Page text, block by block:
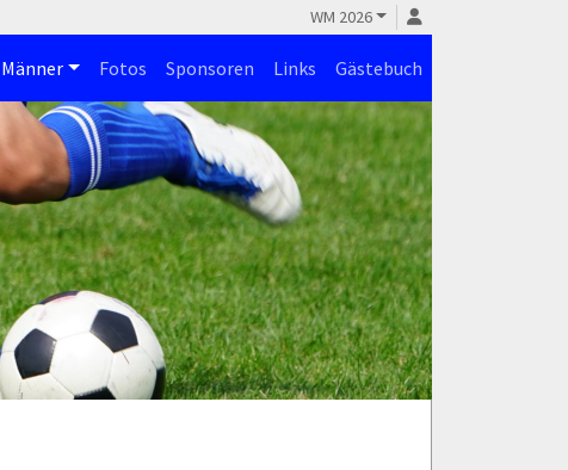
WM 2026
Männer Fotos Sponsoren Links Gästebuch